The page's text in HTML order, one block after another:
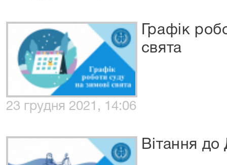
Графік
свята
23 грудня 2021, 14:06
Вітання до